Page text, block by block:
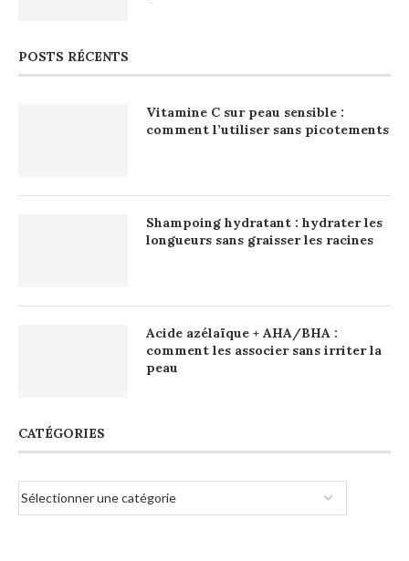
POSTS RÉCENTS
Vitamine C sur peau sensible :
comment l’utiliser sans picotements
Shampoing hydratant : hydrater les
longueurs sans graisser les racines
Acide azélaïque + AHA/BHA :
comment les associer sans irriter la
peau
CATÉGORIES